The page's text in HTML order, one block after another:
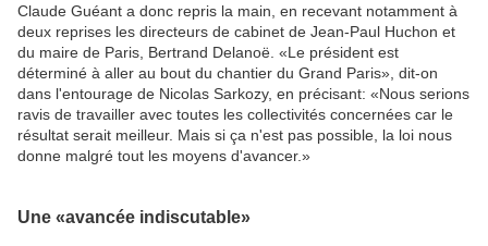
Claude Guéant a donc repris la main, en recevant notamment à
deux reprises les directeurs de cabinet de Jean-Paul Huchon et
du maire de Paris, Bertrand Delanoë. «Le président est
déterminé à aller au bout du chantier du Grand Paris», dit-on
dans l'entourage de Nicolas Sarkozy, en précisant: «Nous serions
ravis de travailler avec toutes les collectivités concernées car le
résultat serait meilleur. Mais si ça n'est pas possible, la loi nous
donne malgré tout les moyens d'avancer.»
Une «avancée indiscutable»